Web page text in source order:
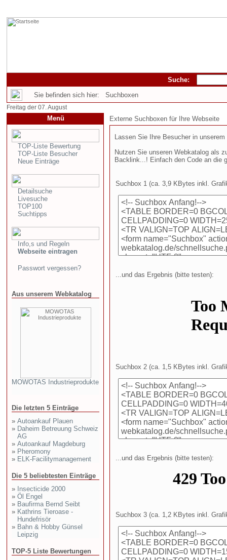
Suche:
Sie befinden sich hier: Suchboxen
Freitag der 07. August
Menü
TOP-Liste Bewertung
TOP-Liste Besucher
Neue Einträge
Detailsuche
Livesuche
TOP100
Suchtipps
Info,s und Regeln
Webseite eintragen
Passwort vergessen?
Aus unserem Webkatalog
MOWOTAS Industrieprodukte
Die letzten 5 Einträge
» Autoankauf Plauen
» Daheim Betreuung Schweiz
AG
» Autoankauf Magdeburg
» Pheromony
» ELK-Facilitymanagement
Die 5 beliebtesten Einträge
» Insecticide 2000
» Öl Engel
» Baufirma Bernd Seibt
» Kathrins Tieroase -
Hundefrisör
» Bahn & Hobby Günsel
Leipzig
TOP-5 Liste Bewertungen
Externe Suchboxen für Ihre Webseite
Lassen Sie Ihre Besucher in
Nutzen Sie unseren Webkatalog als
Backlink...! Einfach den Code an die
Suchbox 1 (ca. 3,9 KBytes inkl.
...und das Ergebnis (bitte testen):
Suchbox 2 (ca. 1,5 KBytes inkl.
...und das Ergebnis (bitte testen):
Suchbox 3 (ca. 1,2 KBytes inkl.